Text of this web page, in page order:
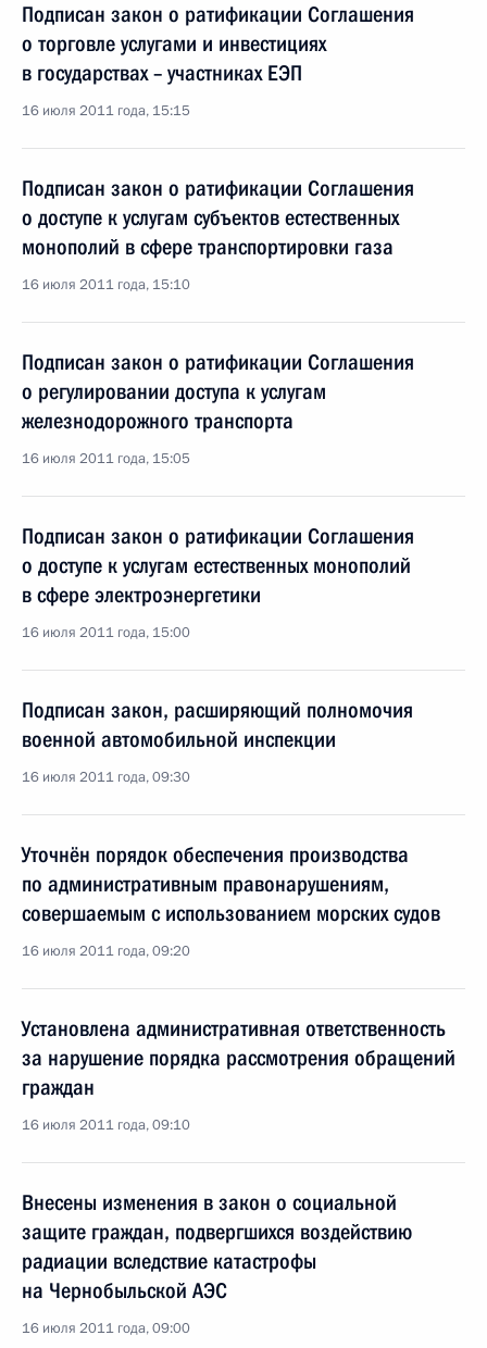
Подписан закон о ратификации Соглашения
о торговле услугами и инвестициях
в государствах – участниках ЕЭП
16 июля 2011 года, 15:15
Подписан закон о ратификации Соглашения
о доступе к услугам субъектов естественных
монополий в сфере транспортировки газа
16 июля 2011 года, 15:10
Подписан закон о ратификации Соглашения
о регулировании доступа к услугам
железнодорожного транспорта
16 июля 2011 года, 15:05
Подписан закон о ратификации Соглашения
о доступе к услугам естественных монополий
в сфере электроэнергетики
16 июля 2011 года, 15:00
Подписан закон, расширяющий полномочия
военной автомобильной инспекции
16 июля 2011 года, 09:30
Уточнён порядок обеспечения производства
по административным правонарушениям,
совершаемым с использованием морских судов
16 июля 2011 года, 09:20
Установлена административная ответственность
за нарушение порядка рассмотрения обращений
граждан
16 июля 2011 года, 09:10
Внесены изменения в закон о социальной
защите граждан, подвергшихся воздействию
радиации вследствие катастрофы
на Чернобыльской АЭС
16 июля 2011 года, 09:00